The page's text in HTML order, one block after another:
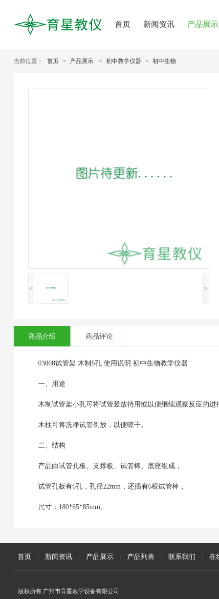
首页 新闻资讯 产品展示
当前位置： 首页 > 产品展示 > 初中教学仪器 > 初中生物
< >
商品介绍 商品评论
03008试管架 木制6孔 使用说明 初中生物教学仪器
一、用途
木制试管架小孔可将试管竖放待用或以便继续观察反应的进
木柱可将洗净试管倒放，以便晾干。
二、结构
产品由试管孔板、支撑板、试管棒、底座组成，
试管孔板有6孔，孔径22mm，还插有6根试管棒，
尺寸：180*65*85mm。
首页 新闻资讯 产品展示 产品列表 联系我们 在
版权所有 广州市育星教学设备有限公司